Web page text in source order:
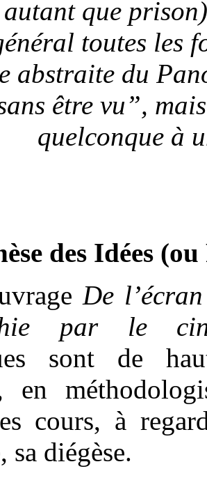
que
toutes les
abstraite du
être vu”,
quelconque à
des Idées
De
par le
sont de
en
cours, à
sa diégèse.